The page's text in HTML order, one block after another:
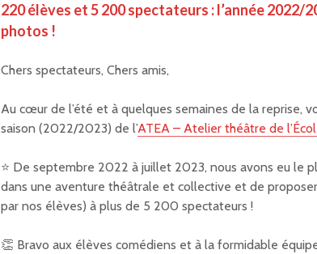
220 élèves et 5 200 spectateurs : l’année 2022/
photos !
Chers spectateurs, Chers amis,
Au cœur de l’été et à quelques semaines de la reprise,
saison (2022/2023) de l’ATEA – Atelier théâtre de
⭐️ De septembre 2022 à juillet 2023, nous avons eu le
dans une aventure théâtrale et collective et de proposer
par nos élèves) à plus de 5 200 spectateurs !
👏 Bravo aux élèves comédiens et à la formidable